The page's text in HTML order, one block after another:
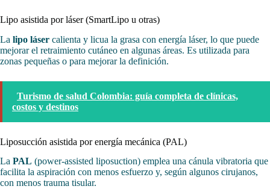
Lipo asistida por láser (SmartLipo u otras)
La lipo láser calienta y licua la grasa con energía láser, lo que puede
mejorar el retraimiento cutáneo en algunas áreas. Es utilizada para
zonas pequeñas o para mejorar la definición.
Turismo de salud Colombia: guía completa de clínicas,
costos y destinos
Liposucción asistida por energía mecánica (PAL)
La PAL (power-assisted liposuction) emplea una cánula vibratoria que
facilita la aspiración con menos esfuerzo y, según algunos cirujanos,
con menos trauma tisular.